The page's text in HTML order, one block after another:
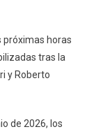
próximas horas
tras la
y Roberto
de 2026, los